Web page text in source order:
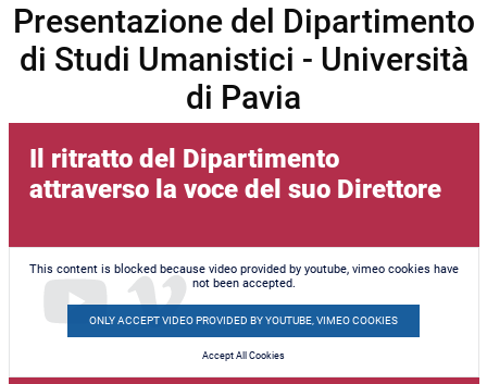
Presentazione del Dipartimento
di Studi Umanistici - Università
di Pavia
Il ritratto del Dipartimento
attraverso la voce del suo Direttore
This content is blocked because video provided by youtube, vimeo cookies have
not been accepted.
ONLY ACCEPT VIDEO PROVIDED BY YOUTUBE, VIMEO COOKIES
Accept All Cookies